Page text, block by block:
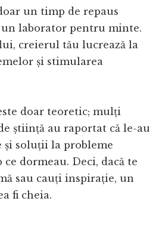
un timp de repaus
laborator pentru minte.
creierul tău lucrează la
și stimularea
doar teoretic; mulți
știință au raportat că le-au
soluții la probleme
dormeau. Deci, dacă te
sau cauți inspirație, un
fi cheia.